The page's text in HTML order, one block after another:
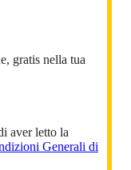
gratis nella tua
aver letto la
Generali di